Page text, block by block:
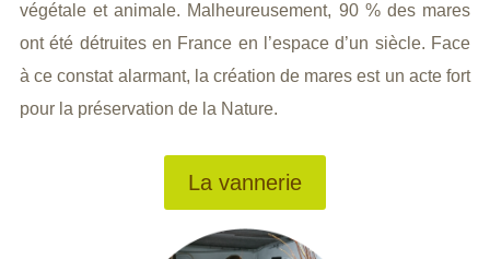
végétale et animale. Malheureusement, 90 % des mares
ont été détruites en France en l’espace d’un siècle. Face
à ce constat alarmant, la création de mares est un acte fort
pour la préservation de la Nature.
La vannerie